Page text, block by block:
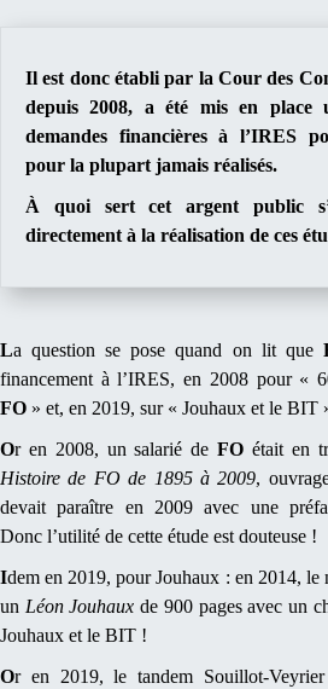
Il est donc établi par la Cour des
depuis 2008, a été mis en place
demandes financières à l’IRES
pour la plupart jamais réalisés.
À quoi sert cet argent public
directement à la réalisation de ces
La question se pose quand on lit que
financement à l’IRES, en 2008 pour «
FO » et, en 2019, sur « Jouhaux et le
Or en 2008, un salarié deFO était en
Histoire de FO de 1895 à 2009,
devait paraître en 2009 avec une
Donc l’utilité de cette étude est douteuse !
Idem en 2019, pour Jouhaux : en 2014, le
un Léon Jouhaux de 900 pages avec un
Jouhaux et le BIT !
Or en 2019, le tandem Souillot-